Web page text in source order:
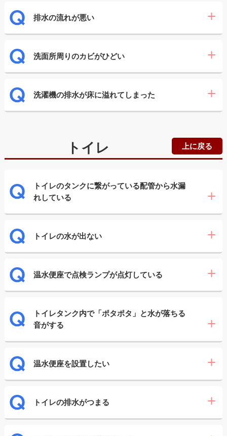
排水の流れが悪い
洗面所周りのカビがひどい
洗濯機の排水が床に溢れてしまった
トイレ 上に戻る
トイレのタンクに繋がっている配管から水漏
れしている
トイレの水が出ない
温水便座で点検ランプが点灯している
トイレタンク内で「ポタポタ」と水が落ちる
音がする
温水便座を設置したい
トイレの排水がつまる